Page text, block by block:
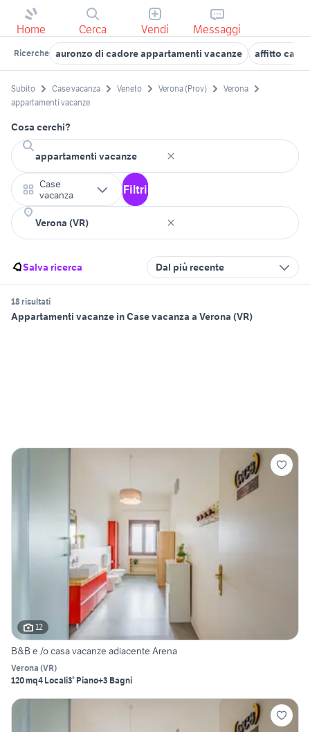
Home Cerca Vendi Messaggi
Ricerche auronzo di cadore appartamenti vacanze affitto case
Subito Case vacanza Veneto Verona (Prov)
Verona
appartamenti vacanze
Cosa cerchi?
Case
vacanza
Filtri
Salva ricerca Dal più recente
18 risultati
Appartamenti vacanze in Case vacanza a Verona (VR)
12
B&B e /o casa vacanze adiacente Arena
Verona (VR)
120 mq4 Locali3° Piano+3 Bagni